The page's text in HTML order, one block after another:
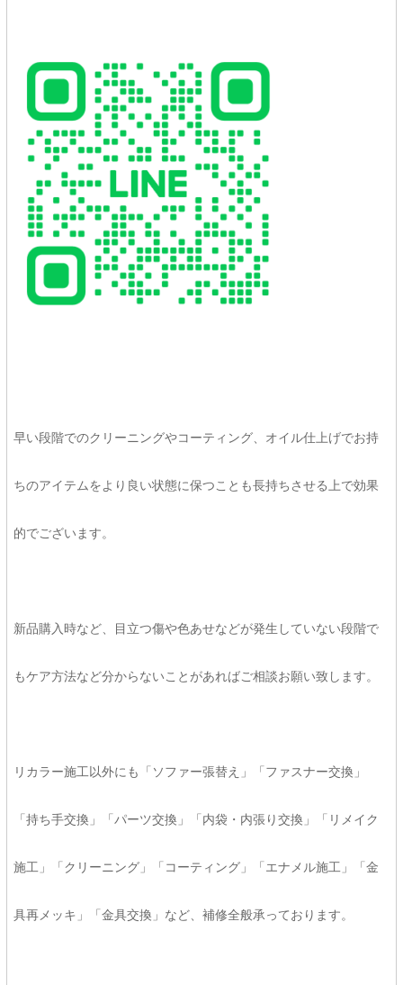
早い段階でのクリーニングやコーティング、オイル仕上げでお持
ちのアイテムをより良い状態に保つことも長持ちさせる上で効果
的でございます。
新品購入時など、目立つ傷や色あせなどが発生していない段階で
もケア方法など分からないことがあればご相談お願い致します。
リカラー施工以外にも「ソファー張替え」「ファスナー交換」
「持ち手交換」「パーツ交換」「内袋・内張り交換」「リメイク
施工」「クリーニング」「コーティング」「エナメル施工」「金
具再メッキ」「金具交換」など、補修全般承っております。